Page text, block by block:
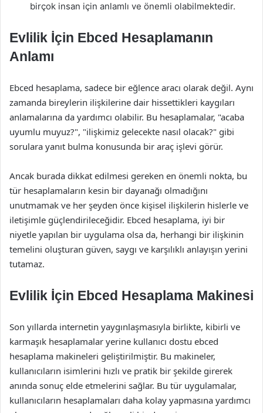
birçok insan için anlamlı ve önemli olabilmektedir.
Evlilik İçin Ebced Hesaplamanın
Anlamı
Ebced hesaplama, sadece bir eğlence aracı olarak değil. Aynı
zamanda bireylerin ilişkilerine dair hissettikleri kaygıları
anlamalarına da yardımcı olabilir. Bu hesaplamalar, "acaba
uyumlu muyuz?", "ilişkimiz gelecekte nasıl olacak?" gibi
sorulara yanıt bulma konusunda bir araç işlevi görür.
Ancak burada dikkat edilmesi gereken en önemli nokta, bu
tür hesaplamaların kesin bir dayanağı olmadığını
unutmamak ve her şeyden önce kişisel ilişkilerin hislerle ve
iletişimle güçlendirileceğidir. Ebced hesaplama, iyi bir
niyetle yapılan bir uygulama olsa da, herhangi bir ilişkinin
temelini oluşturan güven, saygı ve karşılıklı anlayışın yerini
tutamaz.
Evlilik İçin Ebced Hesaplama Makinesi
Son yıllarda internetin yaygınlaşmasıyla birlikte, kibirli ve
karmaşık hesaplamalar yerine kullanıcı dostu ebced
hesaplama makineleri geliştirilmiştir. Bu makineler,
kullanıcıların isimlerini hızlı ve pratik bir şekilde girerek
anında sonuç elde etmelerini sağlar. Bu tür uygulamalar,
kullanıcıların hesaplamaları daha kolay yapmasına yardımcı